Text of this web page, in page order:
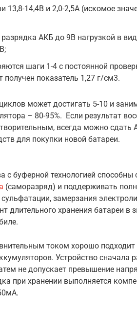
13,8-14,4В и 2,0-2,5А (искомое
разрядка АКБ до 9В нагрузкой в
шаги 1-4 с постоянной
получен показатель 1,27 г/см3.
может достигать 5-10 и
– 80-95%. Если результат
всегда можно сдать
для покупки новой батареи.
с буферной технологией способны
(саморазряд) и поддерживать
замерзания
длительного хранения батареи в
током хорошо
Устройство сначала
не допускает превышение
при хранении выполняется